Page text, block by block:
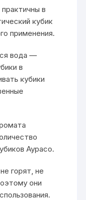
в
кубик
применения.
вода —
в
кубики
Аурасо.
горят, не
они